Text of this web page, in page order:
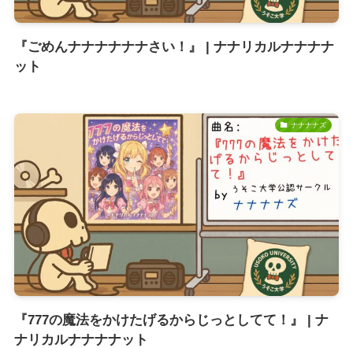
『ごめんナナナナナナさい！』 | ナナリカルナナナナ
ット
ナナナナズ
『777の魔法をかけたげるからじっとしてて！』 | ナ
ナリカルナナナナット